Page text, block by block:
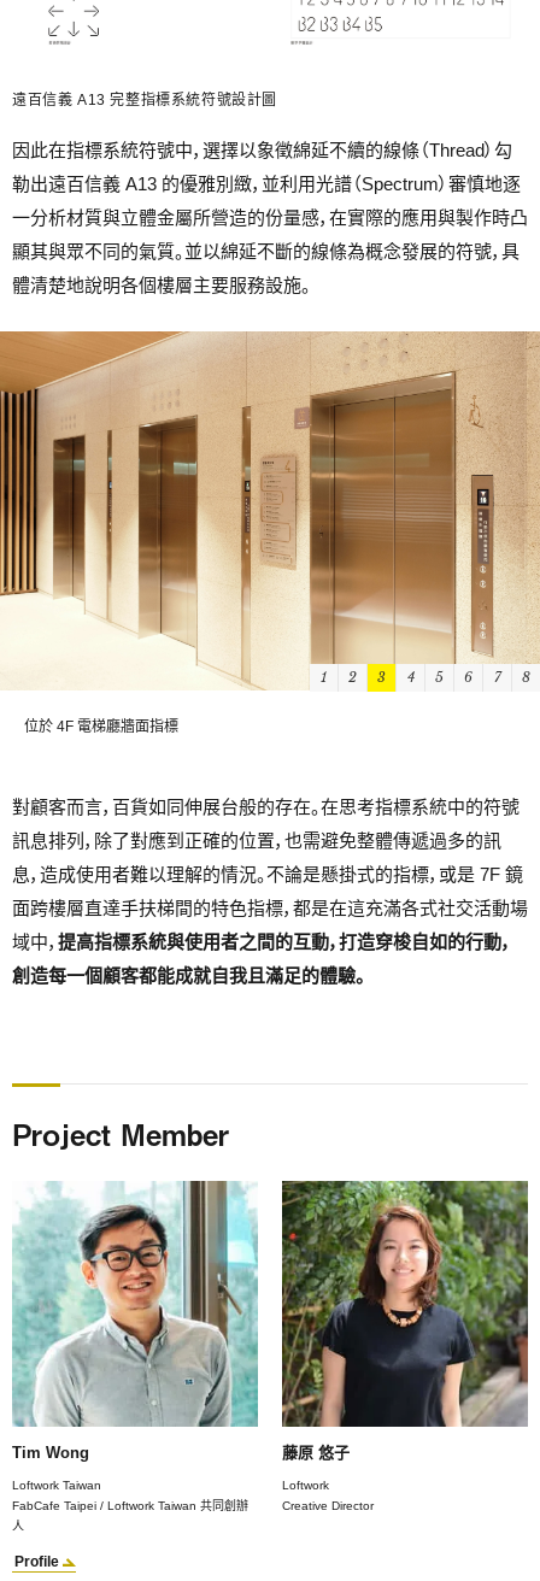
遠百信義 A13 完整指標系統符號設計圖
因此在指標系統符號中，選擇以象徵綿延不續的線條（Thread）勾
勒出遠百信義 A13 的優雅別緻，並利用光譜（Spectrum）審慎地逐
一分析材質與立體金屬所營造的份量感，在實際的應用與製作時凸
顯其與眾不同的氣質。並以綿延不斷的線條為概念發展的符號，具
體清楚地說明各個樓層主要服務設施。
位於 4F 電梯廳牆面指標
1 2 3 4 5 6 7 8
對顧客而言，百貨如同伸展台般的存在。在思考指標系統中的符號
訊息排列，除了對應到正確的位置，也需避免整體傳遞過多的訊
息，造成使用者難以理解的情況。不論是懸掛式的指標，或是 7F 鏡
面跨樓層直達手扶梯間的特色指標，都是在這充滿各式社交活動場
域中， 提高指標系統與使用者之間的互動，打造穿梭自如的行動，
創造每一個顧客都能成就自我且滿足的體驗。
Project Member
Tim Wong
Loftwork Taiwan
FabCafe Taipei / Loftwork Taiwan 共同創辦
人
Profile
藤原 悠子
Loftwork
Creative Director